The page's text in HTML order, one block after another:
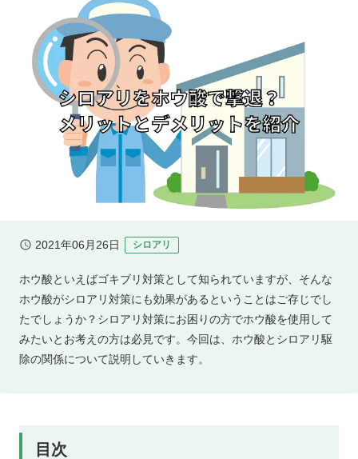
2021年06月26日 シロアリ
ホウ酸といえばゴキブリ対策として知られていますが、そんな
ホウ酸がシロアリ対策にも効果があるということはご存じでし
たでしょうか？シロアリ対策にお困りの方でホウ酸を使用して
みたいとお考えの方は必見です。今回は、ホウ酸とシロアリ駆
除の関係について説明していきます。
目次